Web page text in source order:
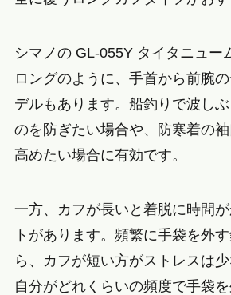
シマノの GL-055Y タイタニュー
ロングのように、手首から前腕
デルもあります。船釣りで波し
のを防ぎたい場合や、防寒着の
高めたい場合に有効です。
一方、カフが長いと着脱に時間
トがあります。頻繁に手袋を外
ら、カフが短い方がストレスは少
自分がどれくらいの頻度で手袋を